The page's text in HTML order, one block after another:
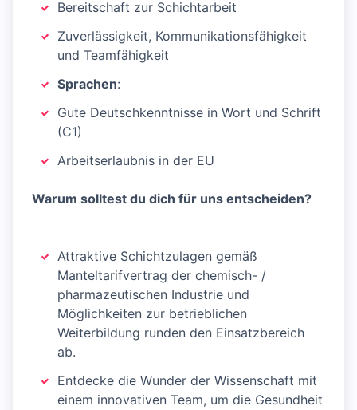
Bereitschaft zur Schichtarbeit
Zuverlässigkeit, Kommunikationsfähigkeit
und Teamfähigkeit
Sprachen:
Gute Deutschkenntnisse in Wort und Schrift
(C1)
Arbeitserlaubnis in der EU
Warum solltest du dich für uns entscheiden?
Attraktive Schichtzulagen gemäß
Manteltarifvertrag der chemisch- /
pharmazeutischen Industrie und
Möglichkeiten zur betrieblichen
Weiterbildung runden den Einsatzbereich
ab.
Entdecke die Wunder der Wissenschaft mit
einem innovativen Team, um die Gesundheit